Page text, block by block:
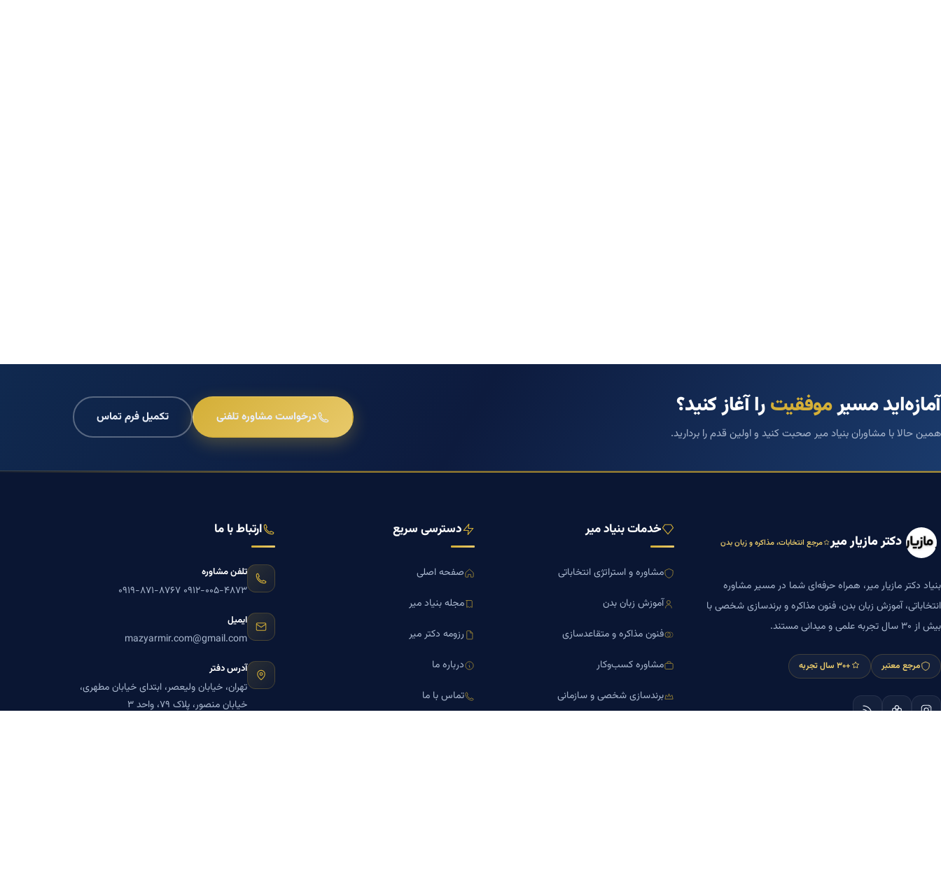
آمازه‌اید مسیرموفقیترا آغاز کنید؟
همین حالا با مشاوران بنیاد میر صحبت کنید و اولین قدم را بردارید.
درخواست مشاوره تلفنی تکمیل فرم تماس
دکتر مازیار میر مرجع انتخابات، مذاکره و زبان بدن
بنیاد دکتر مازیار میر، همراه حرفه‌ای شما در مسیر مشاوره
انتخاباتی، آموزش زبان بدن، فنون مذاکره و برندسازی شخصی با
بیش از ۳۰ سال تجربه علمی و میدانی مستند.
مرجع معتبر +۳۰ سال تجربه
خدمات بنیاد میر
مشاوره و استراتژی انتخاباتی
آموزش زبان بدن
فنون مذاکره و متقاعدسازی
مشاوره کسب‌وکار
برندسازی شخصی و سازمانی
دسترسی سریع
صفحه اصلی
مجله بنیاد میر
رزومه دکتر میر
درباره ما
تماس با ما
ارتباط با ما
تلفن مشاوره
۰۹۱۲-۰۰۵-۴۸۷۳ ۰۹۱۹-۸۷۱-۸۷۶۷
ایمیل
mazyarmir.com@gmail.com
آدرس دفتر
تهران، خیابان ولیعصر، ابتدای خیابان مطهری،
خیابان منصور، پلاک ۷۹، واحد ۳